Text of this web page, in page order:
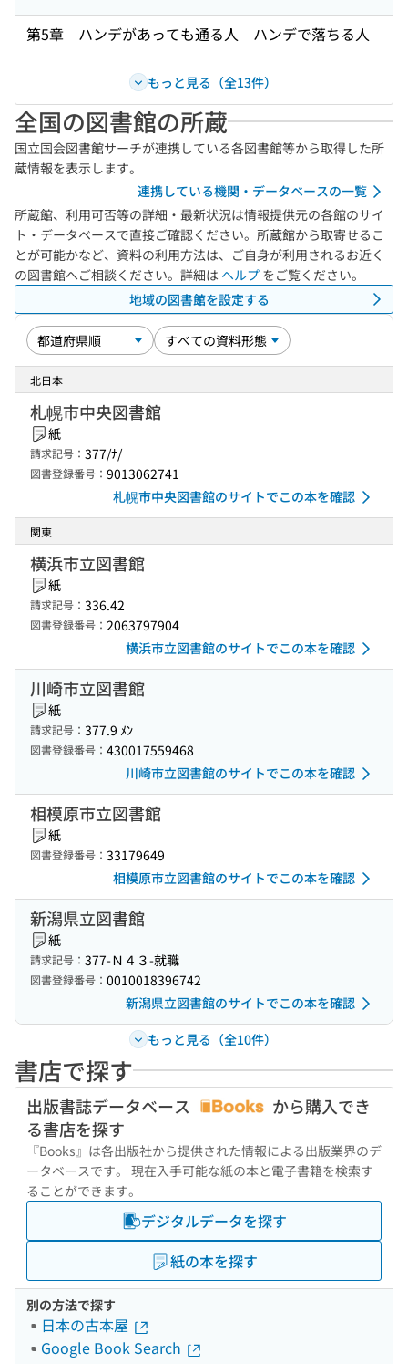
第5章 ハンデがあっても通る人 ハンデで落ちる人
もっと見る（全13件）
全国の図書館の所蔵
国立国会図書館サーチが連携している各図書館等から取得した所
蔵情報を表示します。
連携している機関・データベースの一覧
所蔵館、利用可否等の詳細・最新状況は情報提供元の各館のサイ
ト・データベースで直接ご確認ください。所蔵館から取寄せるこ
とが可能かなど、資料の利用方法は、ご自身が利用されるお近く
の図書館へご相談ください。詳細は ヘルプ をご覧ください。
地域の図書館を設定する
北日本
札幌市中央図書館
紙
請求記号： 377/ﾅ/
図書登録番号： 9013062741
札幌市中央図書館のサイトでこの本を確認
関東
横浜市立図書館
紙
請求記号： 336.42
図書登録番号： 2063797904
横浜市立図書館のサイトでこの本を確認
川崎市立図書館
紙
請求記号： 377.9 ﾒﾝ
図書登録番号： 430017559468
川崎市立図書館のサイトでこの本を確認
相模原市立図書館
紙
図書登録番号： 33179649
相模原市立図書館のサイトでこの本を確認
新潟県立図書館
紙
請求記号： 377-Ｎ４３-就職
図書登録番号： 0010018396742
新潟県立図書館のサイトでこの本を確認
もっと見る（全10件）
書店で探す
出版書誌データベース
から購入でき
る書店を探す
『Books』は各出版社から提供された情報による出版業界のデ
ータベースです。 現在入手可能な紙の本と電子書籍を検索す
ることができます。
デジタルデータを探す
紙の本を探す
別の方法で探す
日本の古本屋
Google Book Search